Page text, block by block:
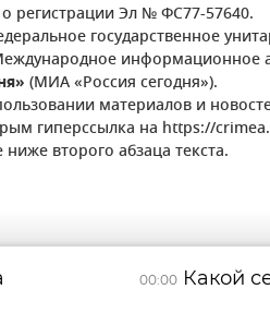
о регистрации Эл № ФС77-57640.
государственное
информационное
(МИА «Россия сегодня»).
материалов и
гиперссылка на https://
ниже второго абзаца текста.
00:00 Какой